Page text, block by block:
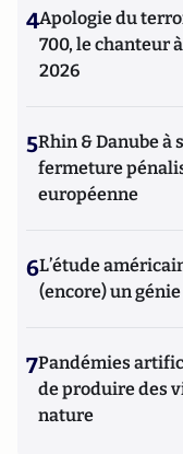
4Apologie du
700, le chanteur
2026
5Rhin & Danube à
fermeture
européenne
6L’étude
(encore) un
7Pandémies
de produire des
nature